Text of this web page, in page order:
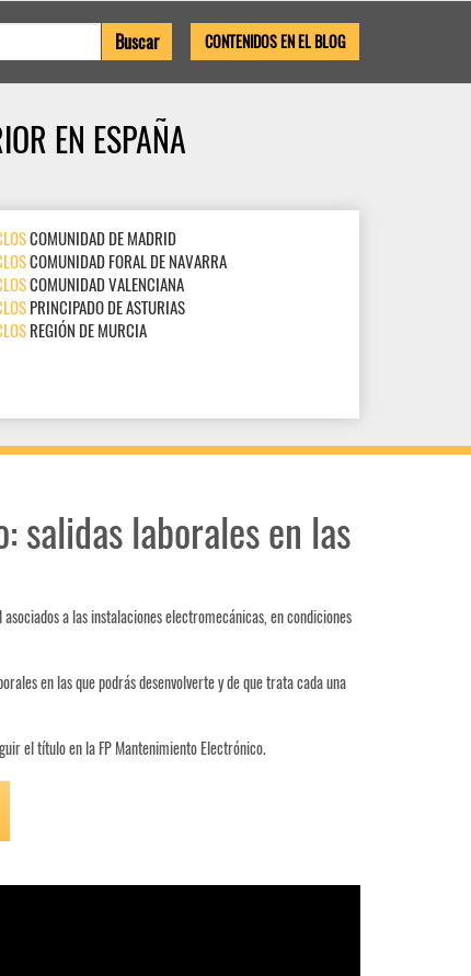
CONTENIDOS EN EL BLOG
EN ESPAÑA
COMUNIDAD DE MADRID
COMUNIDAD FORAL DE NAVARRA
COMUNIDAD VALENCIANA
PRINCIPADO DE ASTURIAS
REGIÓN DE MURCIA
salidas laborales en las
a las instalaciones electromecánicas, en condiciones
en las que podrás desenvolverte y de que trata cada una
el título en la FP Mantenimiento Electrónico.